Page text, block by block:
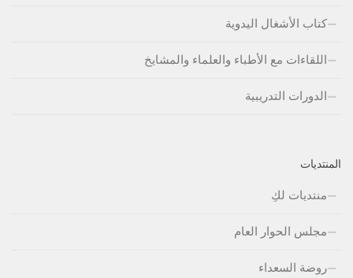
كتاب الأشغال اليدوية
اللقاءات مع الأطباء والعلماء والمشايخ
الدورات التدريبية
المنتديات
منتديات لكِ
مجلس الحوار العام
روضة السعداء